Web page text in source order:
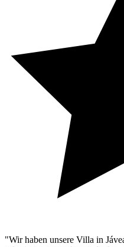
"Wir haben unsere Villa in